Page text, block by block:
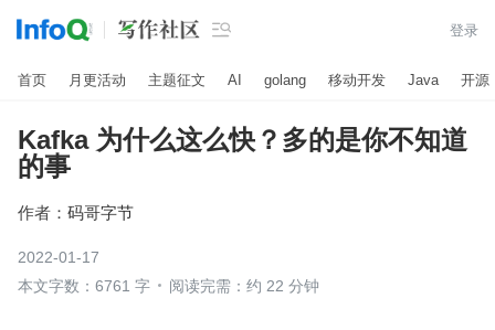
 登录
首页 月更活动 主题征文 AI golang 移动开发 Java 开源
Kafka 为什么这么快？多的是你不知道
的事
作者： 码哥字节
2022-01-17
本文字数：6761 字
阅读完需：约 22 分钟